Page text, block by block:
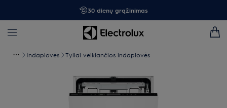
30 dienų grąžinimas
Indaplovės Tyliai veikiančios indaplovės